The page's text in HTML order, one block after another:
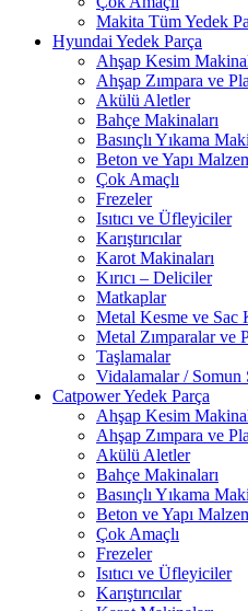
Makita Tüm Yedek
Hyundai Yedek Parça
Ahşap Kesim
Ahşap Zımpara ve
Akülü Aletler
Bahçe Makinaları
Basınçlı Yıkama
Beton ve Yapı
Çok Amaçlı
Frezeler
Isıtıcı ve Üfleyiciler
Karıştırıcılar
Karot Makinaları
Kırıcı – Deliciler
Matkaplar
Metal Kesme ve Sac
Metal Zımparalar ve
Taşlamalar
Vidalamalar / Somun
Catpower Yedek Parça
Ahşap Kesim
Ahşap Zımpara ve
Akülü Aletler
Bahçe Makinaları
Basınçlı Yıkama
Beton ve Yapı
Çok Amaçlı
Frezeler
Isıtıcı ve Üfleyiciler
Karıştırıcılar